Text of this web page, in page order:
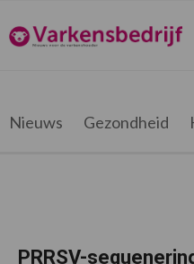
de
hoofdnavigatie
de
hoofd
de
eerste
de
voettekst
Varkensbedrijf.be
Nieuws Gezondheid
PRRSV-